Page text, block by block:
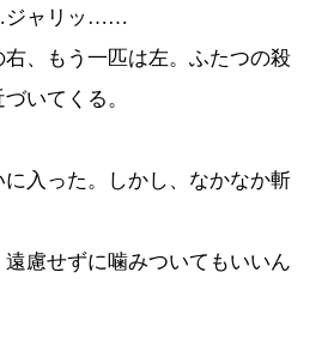
ャリッ……
、もう一匹は左。ふたつの殺
いてくる。
入った。しかし、なかなか斬
慮せずに噛みついてもいいん